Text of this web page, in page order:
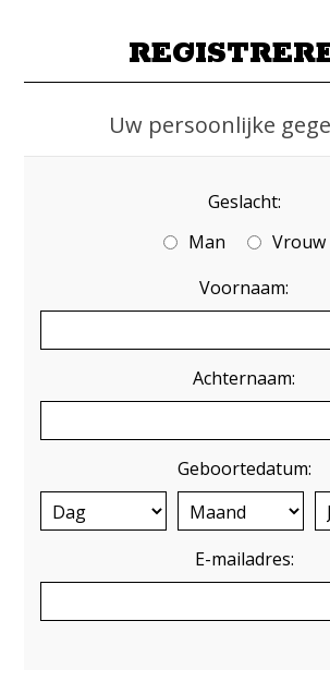
Uw persoonlijke
Geslacht:
Man
Vrouw
Voornaam:
Achternaam:
Geboortedatum:
E-mailadres: